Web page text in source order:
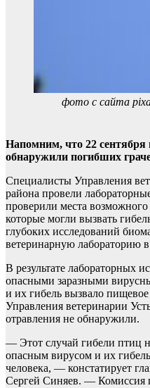
фото с сайта
Напомним, что 22 сентября
обнаружили погибших
Специалисты Управления
района провели
проверили места
которые могли вызвать
глубоких исследований
ветеринарную лабораторию
В результате лабораторных
опасными заразными
и их гибель вызвало
Управления ветеринарии
отравления не обнаружили.
— Этот случай гибели птиц
опасным вирусом и их
человека, — констатирует
Сергей Синяев. — Комиссия